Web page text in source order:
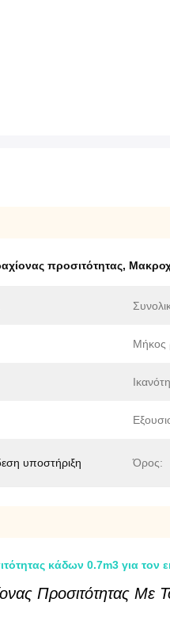
προσιτότητας,
Μήκος
υποστήριξη Όρος:
κάδων 0.7m3 για τον
Προσιτότητας